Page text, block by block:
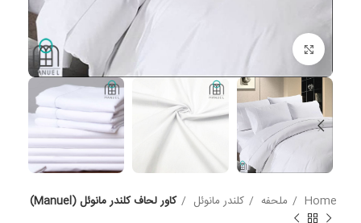
برای بزرگنمایی کلیک کنید
Home ملحفه کلندر مانوئل کاور لحاف کلندر مانوئل (Manuel)